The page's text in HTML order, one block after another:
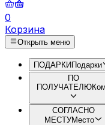
0
Корзина
Открыть меню
ПОДАРКИ Подарки
ПО
ПОЛУЧАТЕЛЮ
СОГЛАСНО
МЕСТУМесто